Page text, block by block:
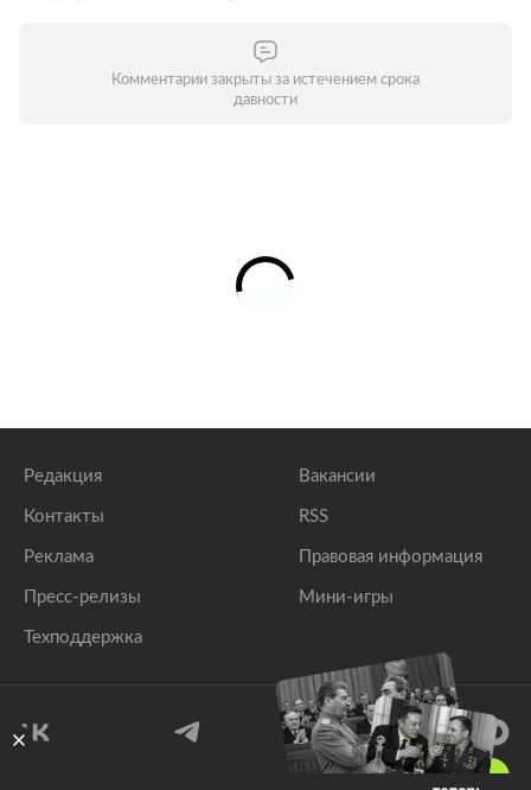
Комментарии закрыты за истечением срока
давности
Редакция
Контакты
Реклама
Пресс-релизы
Техподдержка
Вакансии
RSS
Правовая информация
Мини-игры